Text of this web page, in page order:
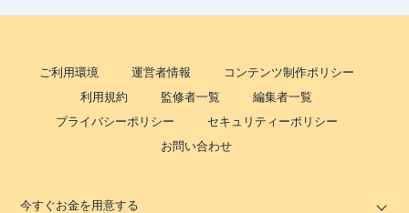
ご利用環境 運営者情報
コンテンツ制作ポリシー
利用規約
監修者一覧
編集者一覧
プライバシーポリシー
セキュリティーポリシー
お問い合わせ
今すぐお金を用意する